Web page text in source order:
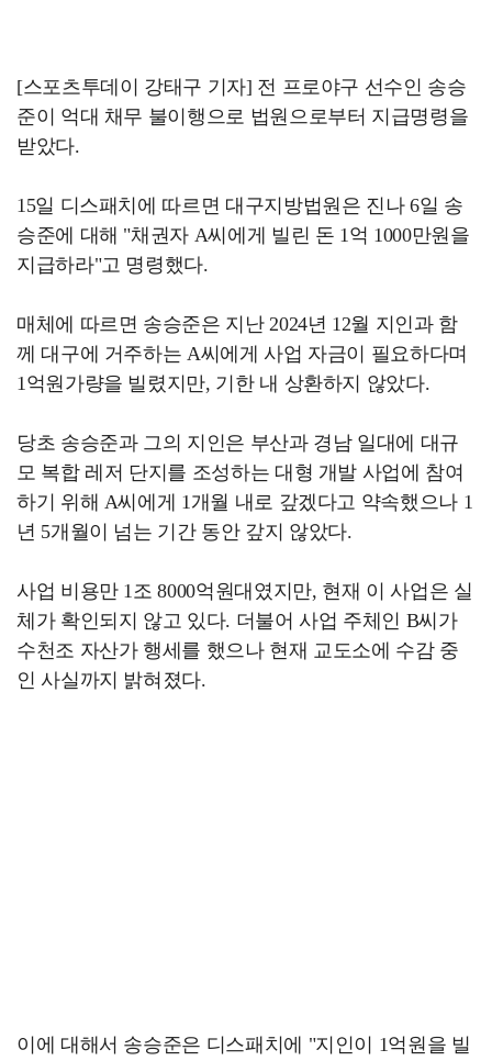
[스포츠투데이 강태구 기자] 전 프로야구 선수인 송승
준이 억대 채무 불이행으로 법원으로부터 지급명령을
받았다.
15일 디스패치에 따르면 대구지방법원은 진나 6일 송
승준에 대해 "채권자 A씨에게 빌린 돈 1억 1000만원을
지급하라"고 명령했다.
매체에 따르면 송승준은 지난 2024년 12월 지인과 함
께 대구에 거주하는 A씨에게 사업 자금이 필요하다며
1억원가량을 빌렸지만, 기한 내 상환하지 않았다.
당초 송승준과 그의 지인은 부산과 경남 일대에 대규
모 복합 레저 단지를 조성하는 대형 개발 사업에 참여
하기 위해 A씨에게 1개월 내로 갚겠다고 약속했으나 1
년 5개월이 넘는 기간 동안 갚지 않았다.
사업 비용만 1조 8000억원대였지만, 현재 이 사업은 실
체가 확인되지 않고 있다. 더불어 사업 주체인 B씨가
수천조 자산가 행세를 했으나 현재 교도소에 수감 중
인 사실까지 밝혀졌다.
이에 대해서 송승준은 디스패치에 "지인이 1억원을 빌